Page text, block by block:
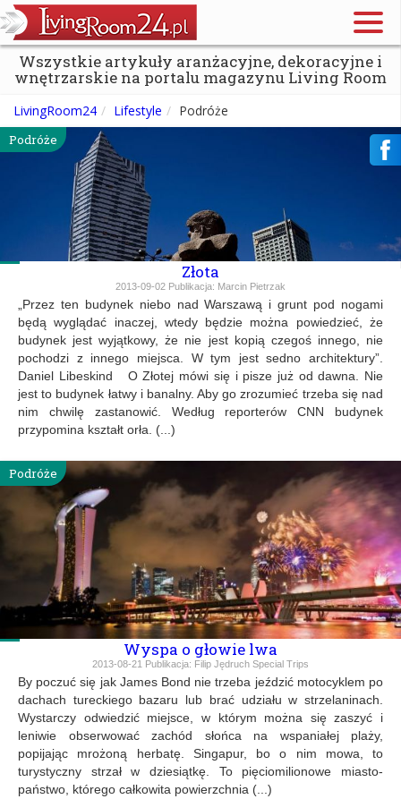
Wszystkie artykuły aranżacyjne, dekoracyjne i
wnętrzarskie na portalu magazynu Living Room
LivingRoom24 Lifestyle Podróże
Podróże
Złota
2013-09-02 Publikacja: Marcin Pietrzak
„Przez ten budynek niebo nad Warszawą i grunt pod nogami
będą wyglądać inaczej, wtedy będzie można powiedzieć, że
budynek jest wyjątkowy, że nie jest kopią czegoś innego, nie
pochodzi z innego miejsca. W tym jest sedno architektury”.
Daniel Libeskind O Złotej mówi się i pisze już od dawna. Nie
jest to budynek łatwy i banalny. Aby go zrozumieć trzeba się nad
nim chwilę zastanowić. Według reporterów CNN budynek
przypomina kształt orła. (...)
Podróże
Wyspa o głowie lwa
2013-08-21 Publikacja: Filip Jędruch Special Trips
By poczuć się jak James Bond nie trzeba jeździć motocyklem po
dachach tureckiego bazaru lub brać udziału w strzelaninach.
Wystarczy odwiedzić miejsce, w którym można się zaszyć i
leniwie obserwować zachód słońca na wspaniałej plaży,
popijając mrożoną herbatę. Singapur, bo o nim mowa, to
turystyczny strzał w dziesiątkę. To pięciomilionowe miasto-
państwo, którego całkowita powierzchnia (...)